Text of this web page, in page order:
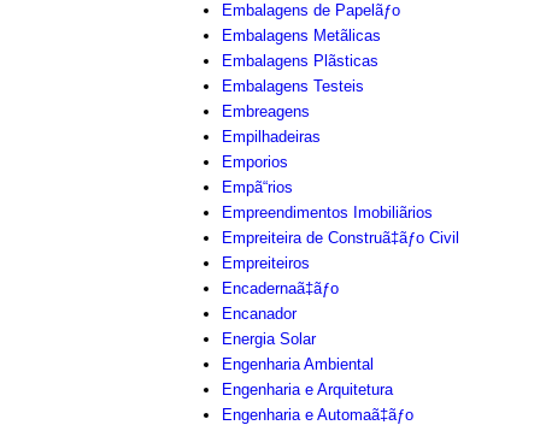
Embalagens de Papelãƒo
Embalagens Metãlicas
Embalagens Plãsticas
Embalagens Testeis
Embreagens
Empilhadeiras
Emporios
Empã“rios
Empreendimentos Imobiliãrios
Empreiteira de Construã‡ãƒo Civil
Empreiteiros
Encadernaã‡ãƒo
Encanador
Energia Solar
Engenharia Ambiental
Engenharia e Arquitetura
Engenharia e Automaã‡ãƒo